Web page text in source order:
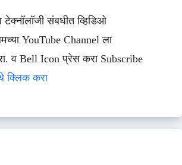
टेक्नॉलॉजी संबधीत व्हिडिओ
YouTube Channel ला
व Bell Icon प्रेस करा Subscribe
क्लिक करा